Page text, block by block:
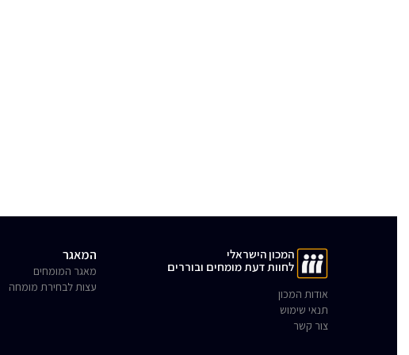
המכון הישראלי
לחוות דעת מומחים ובוררים
אודות המכון
תנאי שימוש
צור קשר
המאגר
מאגר המומחים
עצות לבחירת מומחה